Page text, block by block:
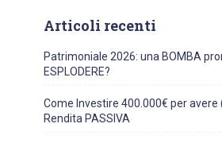
Articoli recenti
Patrimoniale 2026: una BOMBA
ESPLODERE?
Come Investire 400.000€ per
Rendita PASSIVA